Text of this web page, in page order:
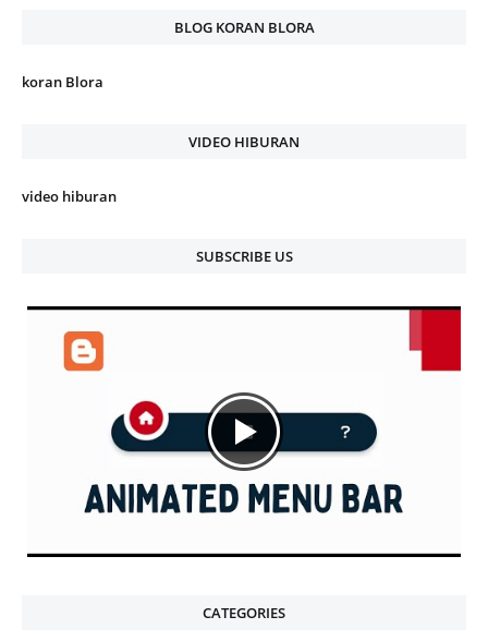
BLOG KORAN BLORA
koran Blora
VIDEO HIBURAN
video hiburan
SUBSCRIBE US
CATEGORIES